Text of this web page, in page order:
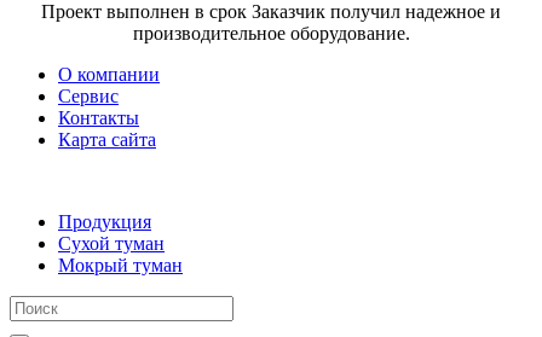
Проект выполнен в срок Заказчик получил надежное и
производительное оборудование.
О компании
Сервис
Контакты
Карта сайта
Продукция
Сухой туман
Мокрый туман
Поиск: